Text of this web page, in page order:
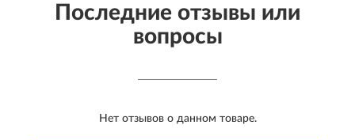
Последние отзывы или
вопросы
Нет отзывов о данном товаре.